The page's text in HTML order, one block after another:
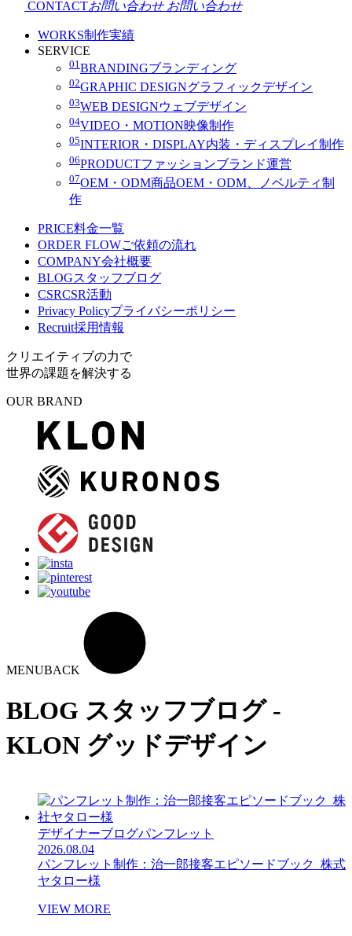
CONTACTお問い合わせ お問い合わせ
WORKS制作実績
SERVICE
01 BRANDINGブランディング
02GRAPHIC DESIGNグラフィックデザイン
03WEB DESIGNウェブデザイン
04VIDEO・MOTION映像制作
05INTERIOR・DISPLAY内装・ディスプレイ制作
06PRODUCTファッションブランド運営
07OEM・ODM商品OEM・ODM、ノベルティ制
作
PRICE料金一覧
ORDER FLOWご依頼の流れ
COMPANY会社概要
BLOGスタッフブログ
CSRCSR活動
Privacy Policyプライバシーポリシー
Recruit採用情報
クリエイティブの力で
世界の課題を解決する
OUR BRAND
MENUBACK
BLOG スタッフブログ -
KLON グッドデザイン
デザイナーブログパンフレット
2026.08.04
パンフレット制作：治一郎接客エピソードブック_株式
ヤタロー様
VIEW MORE